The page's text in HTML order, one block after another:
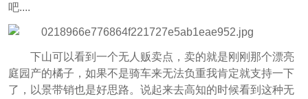
吧....
下山可以看到一个无人贩卖点，卖的就是刚刚那个漂亮
庭园产的橘子，如果不是骑车来无法负重我肯定就支持一下
了，以景带销也是好思路。说起来去高知的时候看到这种无